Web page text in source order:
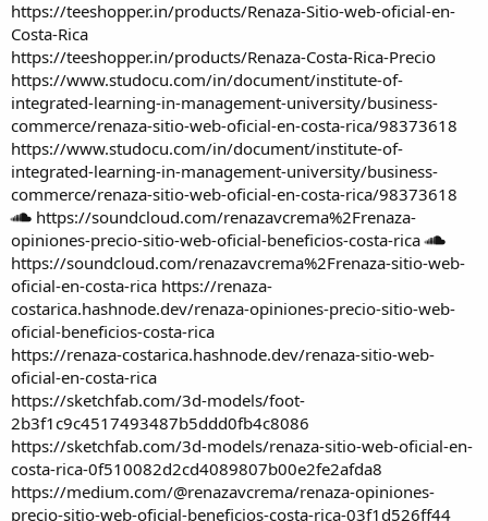
https://teeshopper.in/products/Renaza-Sitio-web-oficial-en-
Costa-Rica
https://teeshopper.in/products/Renaza-Costa-Rica-Precio
https://www.studocu.com/in/document/institute-of-
integrated-learning-in-management-university/business-
commerce/renaza-sitio-web-oficial-en-costa-rica/98373618
https://www.studocu.com/in/document/institute-of-
integrated-learning-in-management-university/business-
commerce/renaza-sitio-web-oficial-en-costa-rica/98373618
https://soundcloud.com/renazavcrema%2Frenaza-
opiniones-precio-sitio-web-oficial-beneficios-costa-rica
https://soundcloud.com/renazavcrema%2Frenaza-sitio-web-
oficial-en-costa-rica https://renaza-
costarica.hashnode.dev/renaza-opiniones-precio-sitio-web-
oficial-beneficios-costa-rica
https://renaza-costarica.hashnode.dev/renaza-sitio-web-
oficial-en-costa-rica
https://sketchfab.com/3d-models/foot-
2b3f1c9c4517493487b5ddd0fb4c8086
https://sketchfab.com/3d-models/renaza-sitio-web-oficial-en-
costa-rica-0f510082d2cd4089807b00e2fe2afda8
https://medium.com/@renazavcrema/renaza-opiniones-
precio-sitio-web-oficial-beneficios-costa-rica-03f1d526ff44